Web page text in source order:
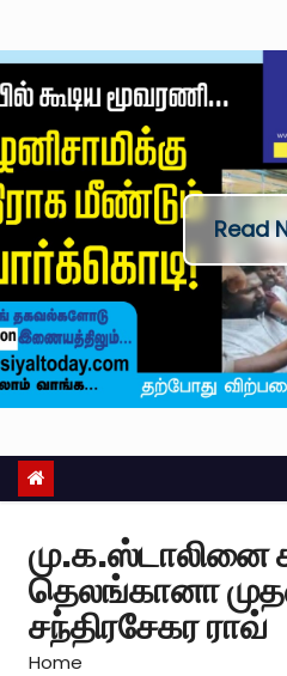
Read
மு.க.ஸ்டாலினை
தெலங்கானா
சந்திரசேகர ராவ்
Home